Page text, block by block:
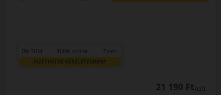
0% THM 100% online 7 perc
FIZETHETEK RÉSZLETEKBEN?
21 190 Ft/db